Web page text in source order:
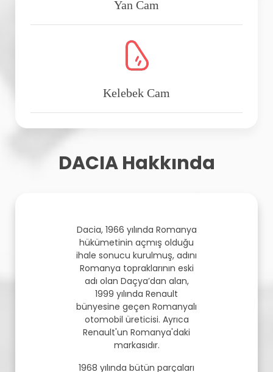
Yan Cam
Kelebek Cam
DACIA Hakkında
Dacia, 1966 yılında Romanya
hükümetinin açmış olduğu
ihale sonucu kurulmuş, adını
Romanya topraklarının eski
adı olan Daçya’dan alan,
1999 yılında Renault
bünyesine geçen Romanyalı
otomobil üreticisi. Ayrıca
Renault'un Romanya'daki
markasıdır.
1968 yılında bütün parçaları